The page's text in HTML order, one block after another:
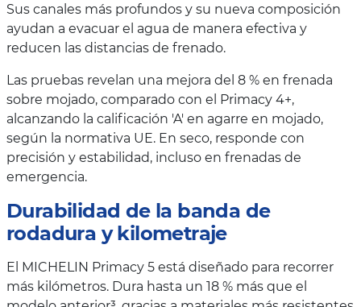
Sus canales más profundos y su nueva composición
ayudan a evacuar el agua de manera efectiva y
reducen las distancias de frenado.
Las pruebas revelan una mejora del 8 % en frenada
sobre mojado, comparado con el Primacy 4+,
alcanzando la calificación 'A' en agarre en mojado,
según la normativa UE. En seco, responde con
precisión y estabilidad, incluso en frenadas de
emergencia.
Durabilidad de la banda de
rodadura y kilometraje
El MICHELIN Primacy 5 está diseñado para recorrer
más kilómetros. Dura hasta un 18 % más que el